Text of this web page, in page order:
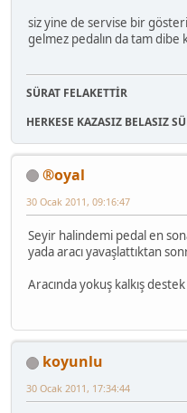
siz yine de servise bir
gelmez pedalın da tam dibe
SÜRAT FELAKETTİR
HERKESE KAZASIZ BELASIZ
®oyal
30 Ocak 2011, 09:16:47
Seyir halindemi pedal en
yada aracı yavaşlattıktan
Aracında yokuş kalkış
koyunlu
30 Ocak 2011, 17:34:44